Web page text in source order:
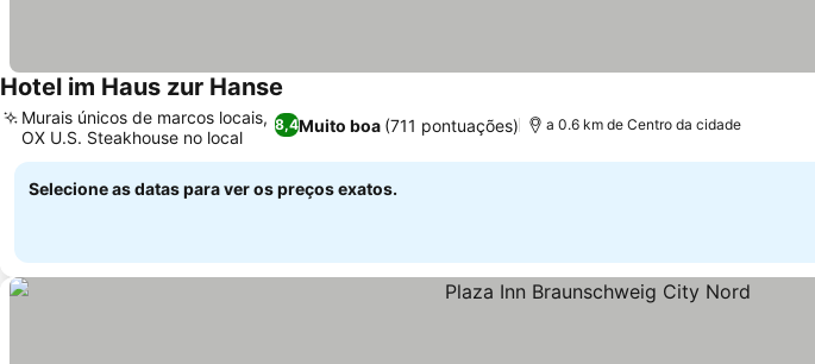
Hotel im Haus zur Hanse
8,4Muito boa (711 pontuações)
Murais únicos de marcos locais,
OX U.S. Steakhouse no local
a 0.6 km de Centro da cidade
Selecione as datas para ver os preços exatos.